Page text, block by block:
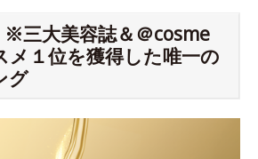
※三大美容誌＆＠cosme
メ１位を獲得した唯一の
グ